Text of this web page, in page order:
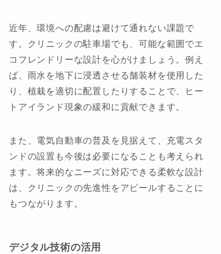
近年、環境への配慮は避けて通れない課題で
す。クリニックの駐車場でも、可能な範囲でエ
コフレンドリーな設計を心がけましょう。例え
ば、雨水を地下に浸透させる舗装材を使用した
り、植栽を適切に配置したりすることで、ヒー
トアイランド現象の緩和に貢献できます。
また、電気自動車の普及を見据えて、充電スタ
ンドの設置も今後は必要になることも考えられ
ます。将来的なニーズに対応できる柔軟な設計
は、クリニックの先進性をアピールすることに
もつながります。
デジタル技術の活用